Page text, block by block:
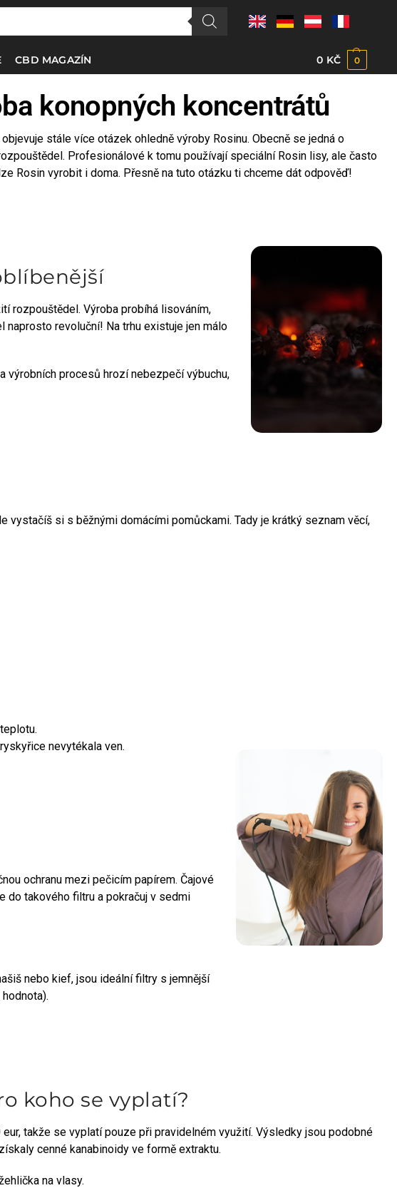
CBD MAGAZÍN 0 KČ 0
konopných koncentrátů
stále více otázek ohledně výroby Rosinu. Obecně se jedná o
Profesionálové k tomu používají speciální Rosin lisy, ale často
Rosin vyrobit i doma. Přesně na tuto otázku ti chceme dát odpověď!
rozpouštědel. Výroba probíhá lisováním,
naprosto revoluční! Na trhu existuje jen málo
výrobních procesů hrozí nebezpečí výbuchu,
vystačíš si s běžnými domácími pomůckami. Tady je krátký seznam věcí,
nevytékala ven.
ochranu mezi pečicím papírem. Čajové
do takového filtru a pokračuj v sedmi
nebo kief, jsou ideální filtry s jemnější
koho se vyplatí?
takže se vyplatí pouze při pravidelném využití. Výsledky jsou podobné
cenné kanabinoidy ve formě extraktu.
na vlasy.